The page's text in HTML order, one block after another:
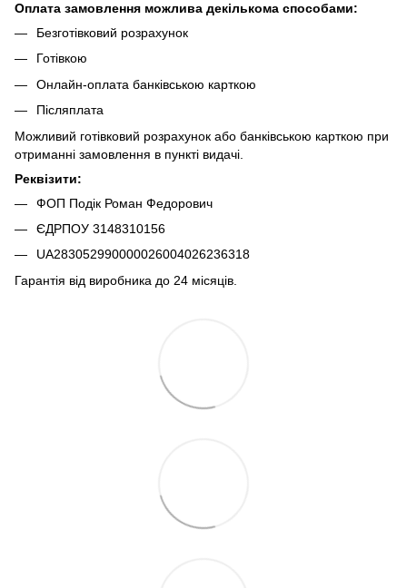
Оплата замовлення можлива декількома способами:
Безготівковий розрахунок
Готівкою
Онлайн-оплата банківською карткою
Післяплата
Можливий готівковий розрахунок або банківською карткою при
отриманні замовлення в пункті видачі.
Реквізити:
ФОП Подік Роман Федорович
ЄДРПОУ 3148310156
UA283052990000026004026236318
Гарантія від виробника до 24 місяців.